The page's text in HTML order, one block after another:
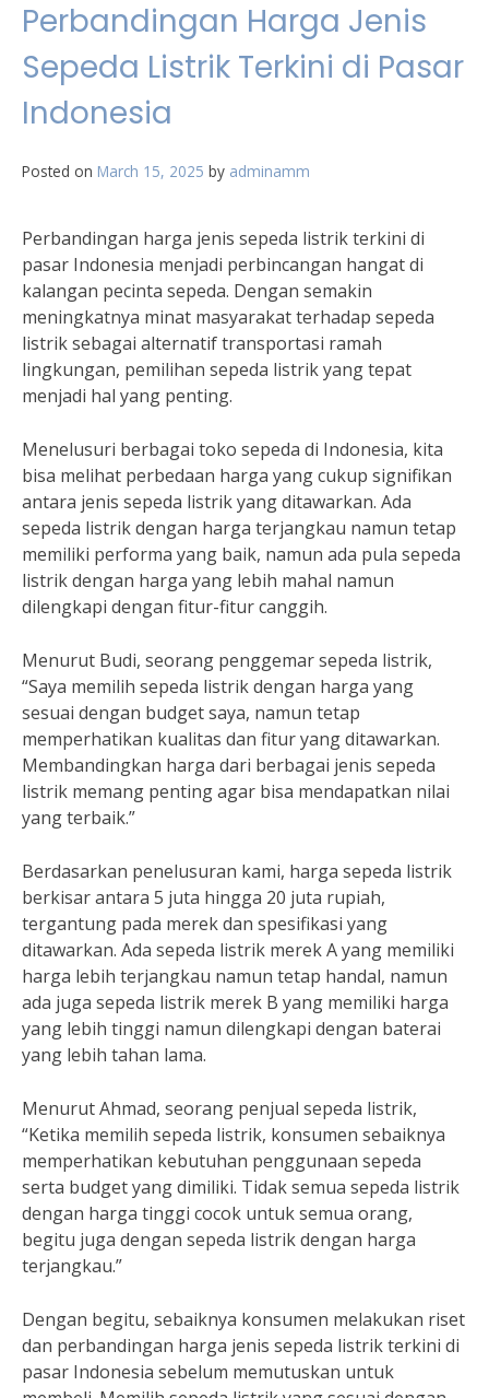
Perbandingan Harga Jenis
Sepeda Listrik Terkini di Pasar
Indonesia
Posted on March 15, 2025 by adminamm
Perbandingan harga jenis sepeda listrik terkini di
pasar Indonesia menjadi perbincangan hangat di
kalangan pecinta sepeda. Dengan semakin
meningkatnya minat masyarakat terhadap sepeda
listrik sebagai alternatif transportasi ramah
lingkungan, pemilihan sepeda listrik yang tepat
menjadi hal yang penting.
Menelusuri berbagai toko sepeda di Indonesia, kita
bisa melihat perbedaan harga yang cukup signifikan
antara jenis sepeda listrik yang ditawarkan. Ada
sepeda listrik dengan harga terjangkau namun tetap
memiliki performa yang baik, namun ada pula sepeda
listrik dengan harga yang lebih mahal namun
dilengkapi dengan fitur-fitur canggih.
Menurut Budi, seorang penggemar sepeda listrik,
“Saya memilih sepeda listrik dengan harga yang
sesuai dengan budget saya, namun tetap
memperhatikan kualitas dan fitur yang ditawarkan.
Membandingkan harga dari berbagai jenis sepeda
listrik memang penting agar bisa mendapatkan nilai
yang terbaik.”
Berdasarkan penelusuran kami, harga sepeda listrik
berkisar antara 5 juta hingga 20 juta rupiah,
tergantung pada merek dan spesifikasi yang
ditawarkan. Ada sepeda listrik merek A yang memiliki
harga lebih terjangkau namun tetap handal, namun
ada juga sepeda listrik merek B yang memiliki harga
yang lebih tinggi namun dilengkapi dengan baterai
yang lebih tahan lama.
Menurut Ahmad, seorang penjual sepeda listrik,
“Ketika memilih sepeda listrik, konsumen sebaiknya
memperhatikan kebutuhan penggunaan sepeda
serta budget yang dimiliki. Tidak semua sepeda listrik
dengan harga tinggi cocok untuk semua orang,
begitu juga dengan sepeda listrik dengan harga
terjangkau.”
Dengan begitu, sebaiknya konsumen melakukan riset
dan perbandingan harga jenis sepeda listrik terkini di
pasar Indonesia sebelum memutuskan untuk